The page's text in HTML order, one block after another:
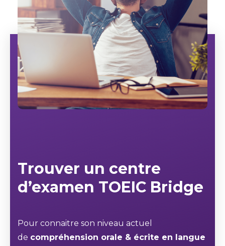
Trouver un centre
d’examen TOEIC Bridge
Pour connaitre son niveau actuel
de compréhension orale & écrite en langue